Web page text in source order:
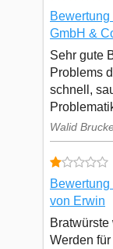
GmbH &
Sehr gute
Problems
schnell,
Walid
Bewertung
von Erwin
Werden